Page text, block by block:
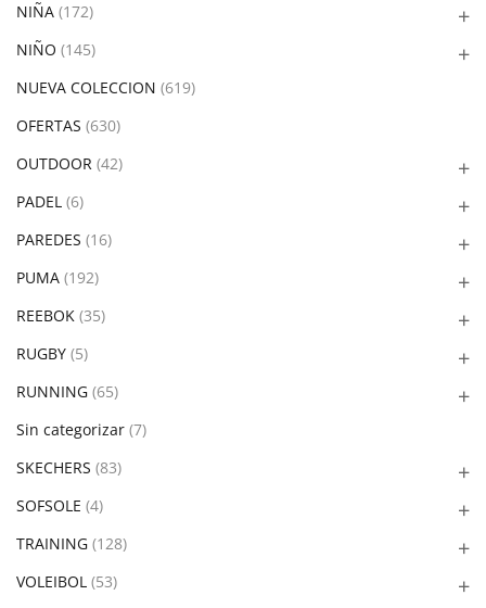
NIÑA (172)
NIÑO (145)
NUEVA COLECCION (619)
OFERTAS (630)
OUTDOOR (42)
PADEL (6)
PAREDES (16)
PUMA (192)
REEBOK (35)
RUGBY (5)
RUNNING (65)
Sin categorizar (7)
SKECHERS (83)
SOFSOLE (4)
TRAINING (128)
VOLEIBOL (53)